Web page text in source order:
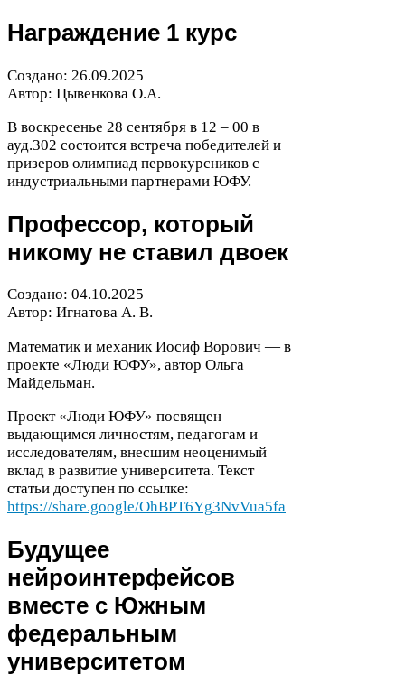
Награждение 1 курс
Создано: 26.09.2025
Автор: Цывенкова О.А.
В воскресенье 28 сентября в 12 – 00 в
ауд.302 состоится встреча победителей и
призеров олимпиад первокурсников с
индустриальными партнерами ЮФУ.
Профессор, который
никому не ставил двоек
Создано: 04.10.2025
Автор: Игнатова А. В.
Математик и механик Иосиф Ворович — в
проекте «Люди ЮФУ», автор Ольга
Майдельман.
Проект «Люди ЮФУ» посвящен
выдающимся личностям, педагогам и
исследователям, внесшим неоценимый
вклад в развитие университета. Текст
статьи доступен по ссылке:
https://share.google/OhBPT6Yg3NvVua5fa
Будущее
нейроинтерфейсов
вместе с Южным
федеральным
университетом